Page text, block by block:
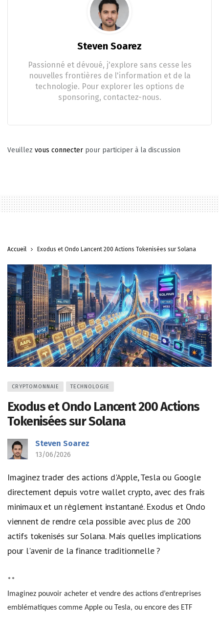
Steven Soarez
Passionné et dévoué, j'explore sans cesse les
nouvelles frontières de l'information et de la
technologie. Pour explorer les options de
sponsoring, contactez-nous.
Veuillez vous connecter pour participer à la discussion
Accueil Exodus et Ondo Lancent 200 Actions Tokenisées sur Solana
CRYPTOMONNAIE TECHNOLOGIE
Exodus et Ondo Lancent 200 Actions
Tokenisées sur Solana
Steven Soarez
13/06/2026
Imaginez trader des actions d'Apple, Tesla ou Google
directement depuis votre wallet crypto, avec des frais
minimaux et un règlement instantané. Exodus et Ondo
viennent de rendre cela possible avec plus de 200
actifs tokenisés sur Solana. Mais quelles implications
pour l'avenir de la finance traditionnelle ?
**
Imaginez pouvoir acheter et vendre des actions d’entreprises
emblématiques comme Apple ou Tesla, ou encore des ETF